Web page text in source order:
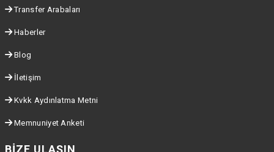
Transfer Arabaları
Haberler
Blog
İletişim
Kvkk Aydınlatma Metni
Memnuniyet Anketi
BIZE ULAŞIN